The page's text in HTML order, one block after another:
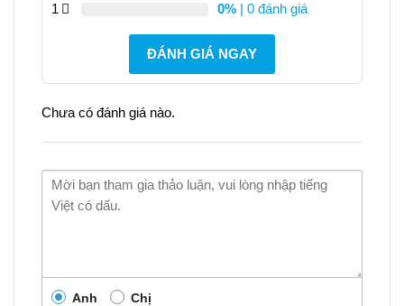
1
0% | 0 đánh giá
ĐÁNH GIÁ NGAY
Chưa có đánh giá nào.
Anh Chị